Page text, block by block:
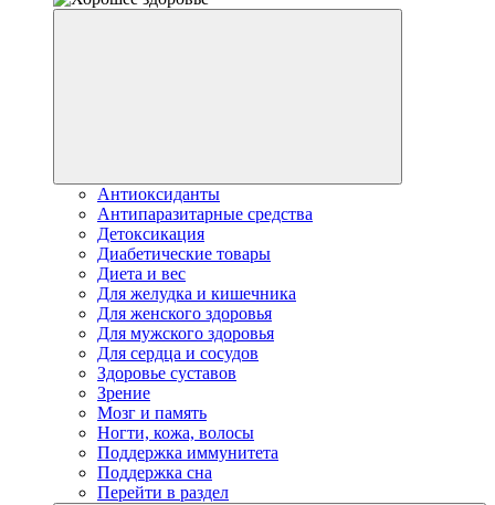
Антиоксиданты
Антипаразитарные средства
Детоксикация
Диабетические товары
Диета и вес
Для желудка и кишечника
Для женского здоровья
Для мужского здоровья
Для сердца и сосудов
Здоровье суставов
Зрение
Мозг и память
Ногти, кожа, волосы
Поддержка иммунитета
Поддержка сна
Перейти в раздел